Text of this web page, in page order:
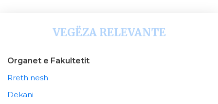
VEGËZA RELEVANTE
Organet e Fakultetit
Rreth nesh
Dekani